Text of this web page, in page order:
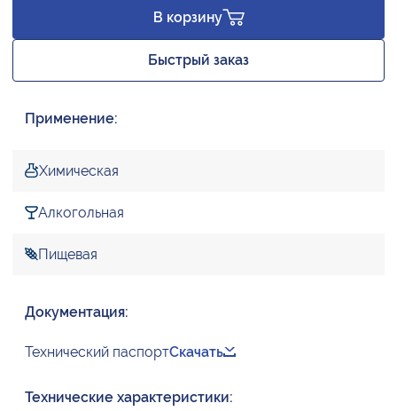
В корзину
Быстрый заказ
Применение:
Химическая
Алкогольная
Пищевая
Документация:
Технический паспортСкачать
Технические характеристики: